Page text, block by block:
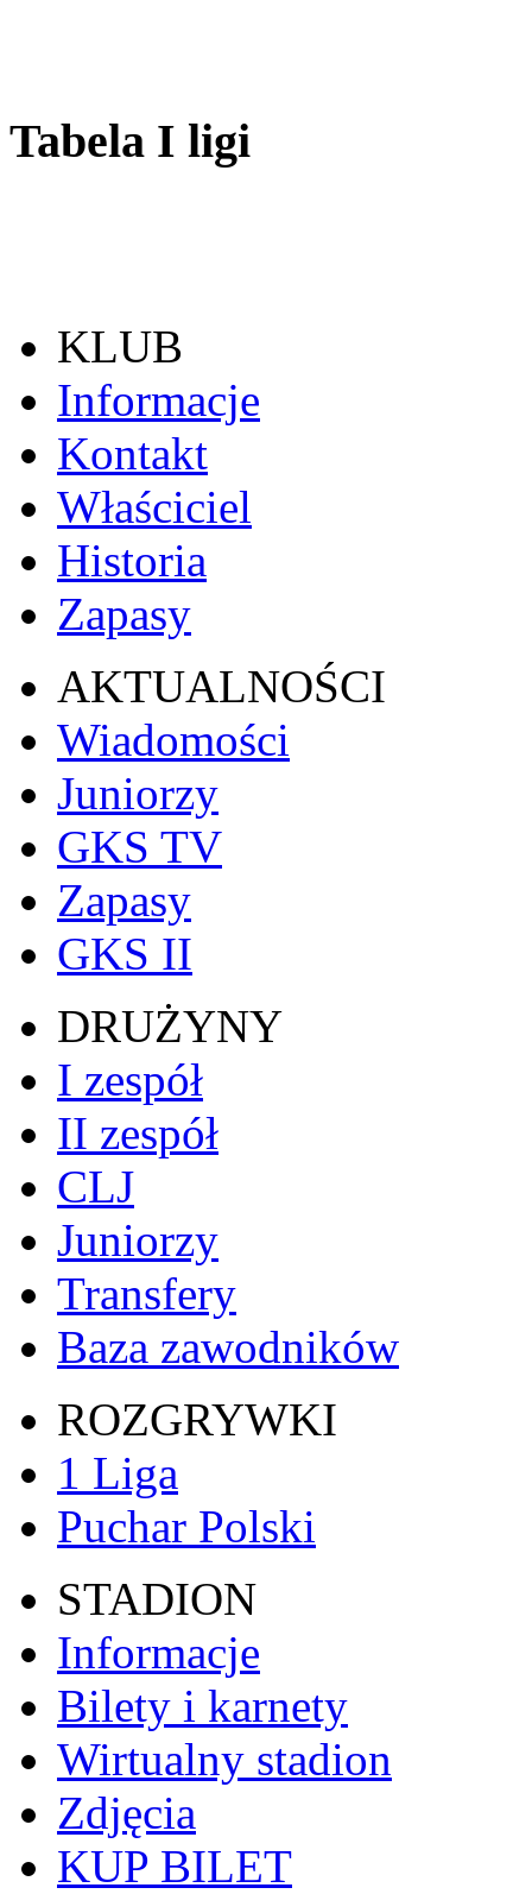
Tabela I ligi
KLUB
Informacje
Kontakt
Właściciel
Historia
Zapasy
AKTUALNOŚCI
Wiadomości
Juniorzy
GKS TV
Zapasy
GKS II
DRUŻYNY
I zespół
II zespół
CLJ
Juniorzy
Transfery
Baza zawodników
ROZGRYWKI
1 Liga
Puchar Polski
STADION
Informacje
Bilety i karnety
Wirtualny stadion
Zdjęcia
KUP BILET